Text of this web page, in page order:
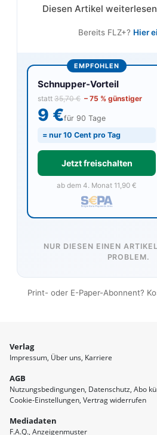
Diesen Artikel
Bereits FLZ+? Hier
EMPFOHLEN
Schnupper-Vorteil
statt 35,70 € – 75 % günstiger
9 €für 90 Tage
= nur 10 Cent pro Tag
Jetzt freischalten
ab dem 4. Monat 11,90 €
NUR DIESEN EINEN
PROBLEM.
Print- oder E-Paper-Abonnent?
Verlag
Impressum Über uns Karriere
AGB
Nutzungsbedingungen Datenschutz Abo
Cookie-Einstellungen Vertrag widerrufen
Mediadaten
F.A.Q. Anzeigenmuster